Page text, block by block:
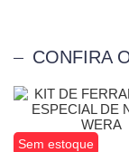
CONFIRA
Sem estoque